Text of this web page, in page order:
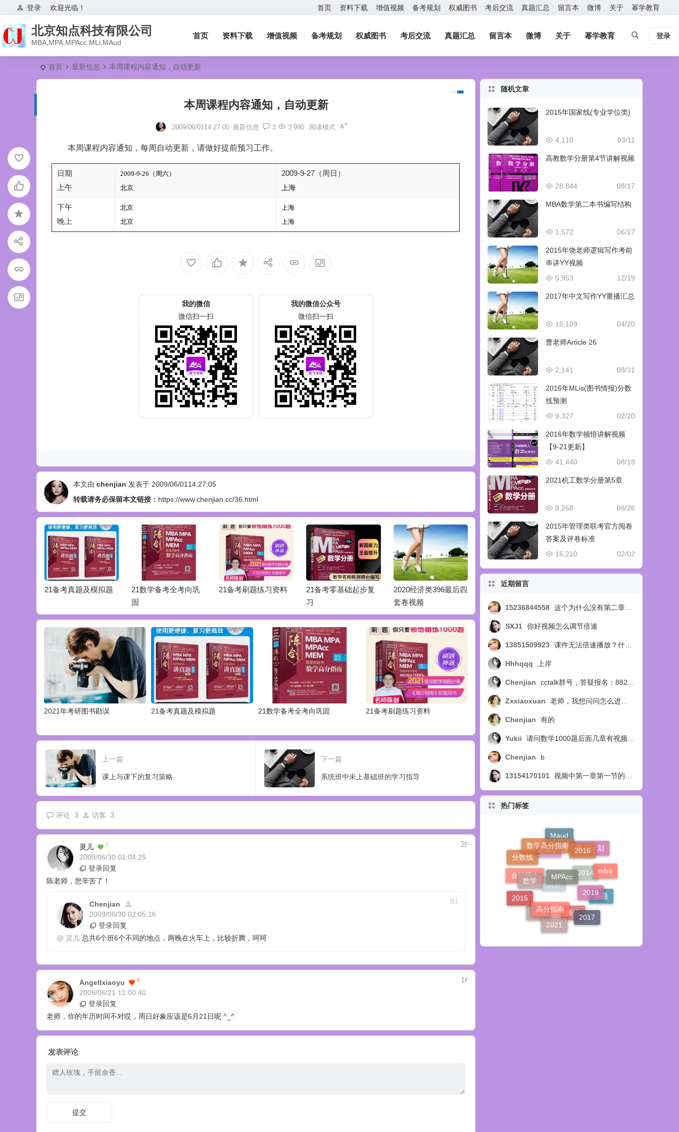
欢迎光临！
登录 首页 资料下载 增值视频 备考规划 权威图书 考后交流 真题汇总 留言本 微博 关于 幂学教育
北京知点科技有限公司
MBA,MPA,MPAcc,MLi,MAud
首页 资料下载 增值视频 备考规划 权威图书 考后交流 真题汇总 留言本 微博 关于 幂学教育 登录
首页 最新信息 本周课程内容通知，自动更新
本周课程内容通知，自动更新
2009/06/0114:27:05 最新信息 3 3,990 阅读模式
本周课程内容通知，每周自动更新，请做好提前预习工作。
日期
上午
2009-9-26（周六）
北京
2009-9-27（周日）
上海
下午
晚上
北京
北京
上海
上海
我的微信
微信扫一扫
我的微信公众号
微信扫一扫
本文由 chenjian 发表于 2009/06/0114:27:05
转载请务必保留本文链接： https://www.chenjian.cc/36.html
21备考真题及模拟题
21数学备考全考向巩
固
21备考刷题练习资料
21备考零基础起步复
习
2020经济类396最后四
套卷视频
2020年旧版高分指南
重点题
重点题
2021年考研图书勘误 21备考真题及模拟题 21数学备考全考向巩固 21备考刷题练习资料
上一篇
课上与课下的复习策略
下一篇
系统班中未上基础班的学习指导
评论 3 访客 3
灵儿 3
2009/06/30 01:04:25
2F
登录回复
陈老师，您辛苦了！
Chenjian
2009/06/30 02:05:16
B1
登录回复
@ 灵儿 总共6个班6个不同的地点，两晚在火车上，比较折腾，呵呵
Angellxiaoyu 9
2009/06/21 11:00:40
1F
登录回复
老师，你的年历时间不对哎，周日好象应该是6月21日呢 ^_^
发表评论
随机文章
2015年国家线(专业学位类)
03/11
4,110
高教数学分册第4节讲解视频
08/17
28,844
MBA数学第二本书编写结构
06/17
1,572
2015年饶老师逻辑写作考前
串讲YY视频
12/19
5,953
2017年中文写作YY重播汇总
04/20
15,109
曹老师Article 26
08/31
2,141
2016年MLis(图书情报)分数
线预测
02/20
9,327
2016年数学顿悟讲解视频
【9-21更新】
08/18
41,440
2021机工数学分册第5章
08/26
8,268
2015年管理类联考官方阅卷
答案及评卷标准
02/02
16,210
近期留言
15236844558 这个为什么没有第二章的视频呢，第四节的？？？
SXJ1 你好视频怎么调节倍速
13851509923 课件无法倍速播放？什么问题
Hhhqqq 上岸
Chenjian cctalk群号，答疑报名：88254218
Zxxiaoxuan 老师，我想问问怎么进答疑群呢？
Chenjian 有的
Yukii 请问数学1000题后面几章有视频讲解吗
Chenjian b
13154170101 视频中第一章第一节的例14题，扩展部分，视频中讲选C，教材中讲选B，个人觉得应该选B，求正确答案，求官方回复！
热门标签
Maud
复习计划
2014
会计硕士
分数线
数学高分指南
2016
mba
真题
顿悟
复习
2015
数学
MPAcc
2019
2017
2021